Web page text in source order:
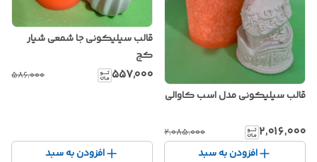
قالب سیلیکونی مدل اسب کاوالی
۲٬۰۱۶٬۰۰۰ ۲٬۰۸۵٬۰۰۰
افزودن به سبد
قالب سیلیکونی جا شمعی شیار
کج
۵۵۷٬۰۰۰ ۵۸۶٬۰۰۰
افزودن به سبد